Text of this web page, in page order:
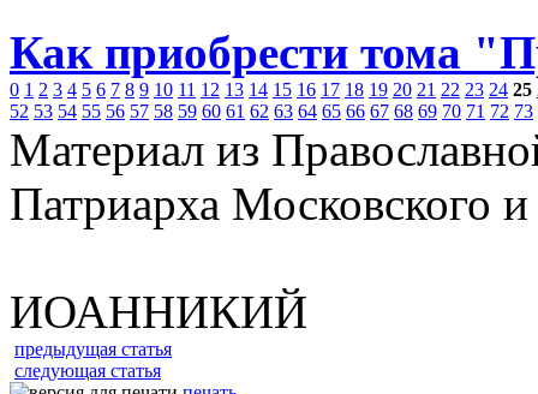
Как приобрести тома
0 1 2 3 4 5 6 7 8 9 10 11 12 13 14 15 16 17 18 19 20 21 22 23 24 25
52 53 54 55 56 57 58 59 60 61 62 63 64 65 66 67 68 69 70 71 72 73
Материал из
Патриарха Московского
ИОАННИКИЙ
предыдущая статья
следующая статья